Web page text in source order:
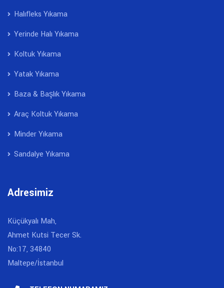
Halıfleks Yıkama
Yerinde Halı Yıkama
Koltuk Yıkama
Yatak Yıkama
Baza & Başlık Yıkama
Araç Koltuk Yıkama
Minder Yıkama
Sandalye Yıkama
Adresimiz
Küçükyalı Mah,
Ahmet Kutsi Tecer Sk.
No:17, 34840
Maltepe/İstanbul